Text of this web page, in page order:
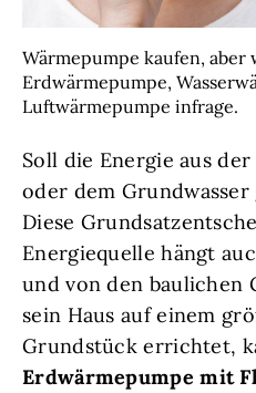
Wärmepumpe kaufen, aber
Erdwärmepumpe,
Luftwärmepumpe infrage.
Soll die Energie aus
oder dem
Diese
Energiequelle hängt
und von den baulichen
sein Haus auf einem
Grundstück errichtet,
Erdwärmepumpe mit